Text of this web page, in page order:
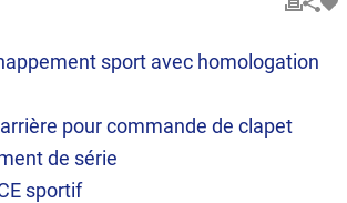
sport avec homologation
pour commande de clapet
de série
sportif